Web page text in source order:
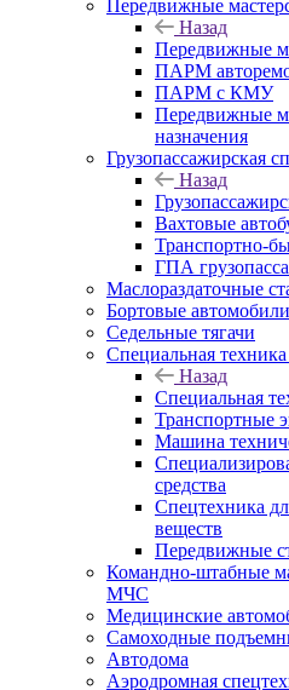
Передвижные
Назад
Передвижные
ПАРМ
ПАРМ с КМУ
Передвижные
назначения
Грузопассажирская
Назад
Вахтовые
Транспортно-
ГПА
Маслораздаточные
Бортовые автомобили
Седельные тягачи
Специальная техника
Назад
Специальная
Транспортные
Машина
средства
Спецтехника
веществ
Передвижные
Командно-штабные
МЧС
Медицинские
Самоходные
Автодома
Аэродромная